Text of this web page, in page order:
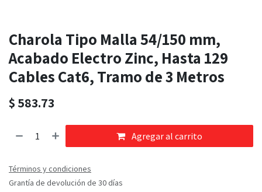
Charola Tipo Malla 54/150 mm,
Acabado Electro Zinc, Hasta 129
Cables Cat6, Tramo de 3 Metros
$ 583.73
Agregar al carrito
Términos y condiciones
Grantía de devolución de 30 días